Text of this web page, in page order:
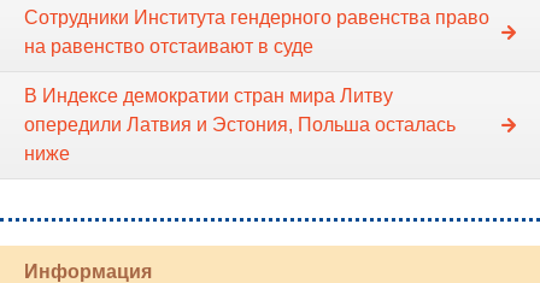
Сотрудники Института гендерного равенства право
на равенство отстаивают в суде
В Индексе демократии стран мира Литву
опередили Латвия и Эстония, Польша осталась
ниже
Информация